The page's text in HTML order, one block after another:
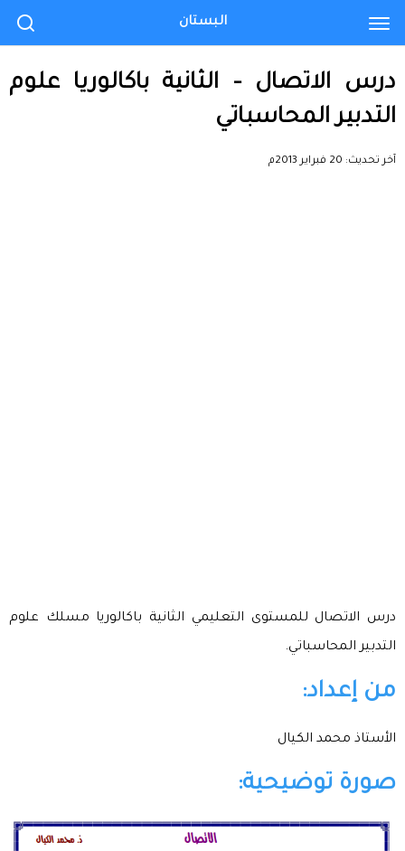
درس الاتصال – الثانية باكالوريا علوم
التدبير المحاسباتي
آخر تحديث: 20 فبراير 2013م
درس الاتصال للمستوى التعليمي الثانية باكالوريا مسلك علوم
التدبير المحاسباتي.
من إعداد:
الأستاذ محمد الكيال
صورة توضيحية:
البستان